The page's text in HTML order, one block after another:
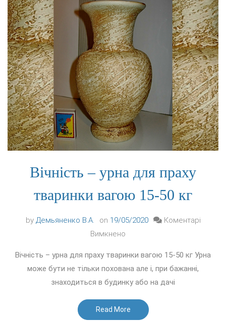
тварин
Вічність – урна для праху
тваринки вагою 15-50 кг
by Демьяненко В.А. on 19/05/2020
Коментарі
Вимкнено
для
праху
тваринки
Вічність – урна для праху тваринки вагою 15-50 кг Урна
може бути не тільки похована але і, при бажанні,
знаходиться в будинку або на дачі
Read More